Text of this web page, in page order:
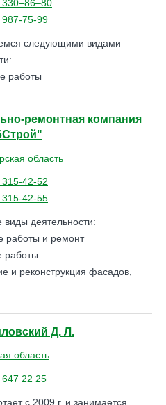
75-99
следующими видами
работы
ремонтная компания
область
42-52
42-55
деятельности:
работы и ремонт
работы
и реконструкция фасадов,
Д. Л.
область
22 25
с 2009 г. и занимается